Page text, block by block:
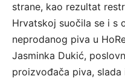
strane, kao rezultat
Hrvatskoj suočila se i s
neprodanog piva u
Jasminka Dukić,
proizvođača piva, slada